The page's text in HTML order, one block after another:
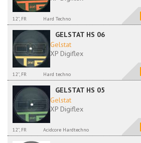
12'', FR Hard Techno
GELSTAT HS 06
Gelstat
XP Digiflex
12'', FR Hard techno
GELSTAT HS 05
Gelstat
XP Digiflex
12'', FR Acidcore Hardtechno